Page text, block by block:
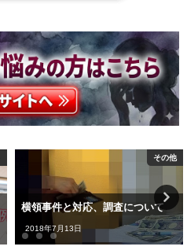
浮気調査
「妻が怪しいな」と感じたときに
チェックしておきたいこと
2017年10月7日